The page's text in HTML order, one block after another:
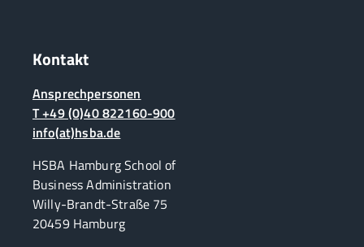
Kontakt
Ansprechpersonen
T +49 (0)40 822160-900
info(at)hsba.de
HSBA Hamburg School of
Business Administration
Willy-Brandt-Straße 75
20459 Hamburg